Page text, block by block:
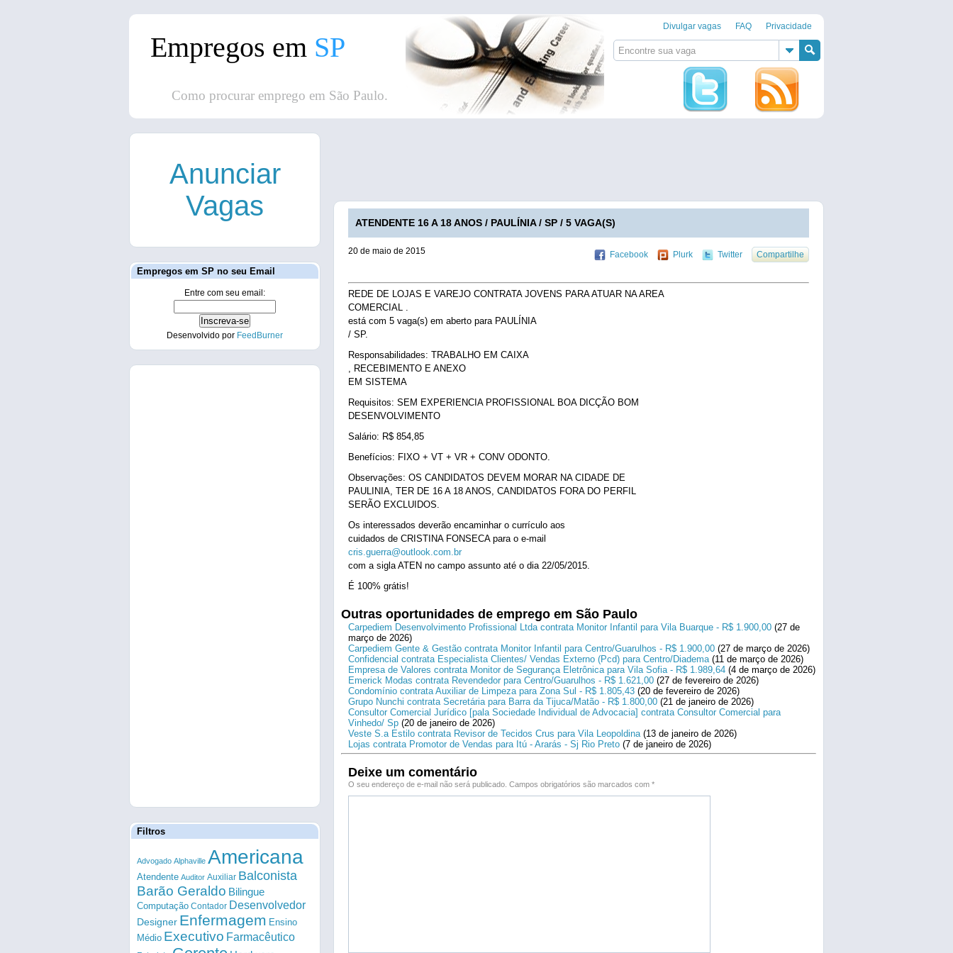
Divulgar vagas FAQ Privacidade
Empregos em SP
Como procurar emprego em São Paulo.
ATENDENTE 16 A 18 ANOS / PAULÍNIA / SP / 5 VAGA(S)
20 de maio de 2015 Facebook Plurk Twitter Compartilhe
REDE DE LOJAS E VAREJO CONTRATA JOVENS PARA ATUAR NA AREA
COMERCIAL .
está com 5 vaga(s) em aberto para PAULÍNIA
/ SP.
Responsabilidades: TRABALHO EM CAIXA
, RECEBIMENTO E ANEXO
EM SISTEMA
Requisitos: SEM EXPERIENCIA PROFISSIONAL BOA DICÇÃO BOM
DESENVOLVIMENTO
Salário: R$ 854,85
Benefícios: FIXO + VT + VR + CONV ODONTO.
Observações: OS CANDIDATOS DEVEM MORAR NA CIDADE DE
PAULINIA, TER DE 16 A 18 ANOS, CANDIDATOS FORA DO PERFIL
SERÃO EXCLUIDOS.
Os interessados deverão encaminhar o currículo aos
cuidados de CRISTINA FONSECA para o e-mail
cris.guerra@outlook.com.br
com a sigla ATEN no campo assunto até o dia 22/05/2015.
É 100% grátis!
Outras oportunidades de emprego em São Paulo
Carpediem Desenvolvimento Profissional Ltda contrata Monitor Infantil para Vila Buarque - R$ 1.900,00 (27 de
março de 2026)
Carpediem Gente & Gestão contrata Monitor Infantil para Centro/Guarulhos - R$ 1.900,00 (27 de março de 2026)
Confidencial contrata Especialista Clientes/ Vendas Externo (Pcd) para Centro/Diadema(11 de março de 2026)
Empresa de Valores contrata Monitor de Segurança Eletrônica para Vila Sofia - R$ 1.989,64 (4 de março de 2026)
Emerick Modas contrata Revendedor para Centro/Guarulhos - R$ 1.621,00 (27 de fevereiro de 2026)
Condomínio contrata Auxiliar de Limpeza para Zona Sul - R$ 1.805,43 (20 de fevereiro de 2026)
Grupo Nunchi contrata Secretária para Barra da Tijuca/Matão - R$ 1.800,00 (21 de janeiro de 2026)
Consultor Comercial Jurídico [pala Sociedade Individual de Advocacia] contrata Consultor Comercial para
Vinhedo/ Sp (20 de janeiro de 2026)
Veste S.a Estilo contrata Revisor de Tecidos Crus para Vila Leopoldina(13 de janeiro de 2026)
Lojas contrata Promotor de Vendas para Itú - Ararás - Sj Rio Preto (7 de janeiro de 2026)
Deixe um comentário
O seu endereço de e-mail não será publicado. Campos obrigatórios são marcados com *
Anunciar
Vagas
Empregos em SP no seu Email
Entre com seu email:
Desenvolvido por FeedBurner
Filtros
Advogado Alphaville Americana
Atendente Auditor Auxiliar Balconista
Barão Geraldo Bilingue
Computação Contador Desenvolvedor
Designer Enfermagem Ensino
Médio Executivo Farmacêutico